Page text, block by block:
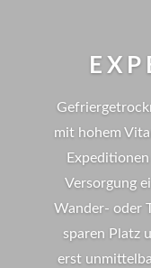
mit hohem
Versorgung
Wander- oder
sparen Platz
erst